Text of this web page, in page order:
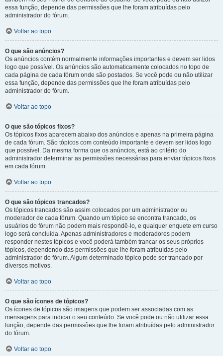
essa função, depende das permissões que lhe foram atribuídas pelo
administrador do fórum.
Voltar ao topo
O que são anúncios?
Os anúncios contém normalmente informações importantes e devem ser lidos
logo que possível. Os anúncios são automaticamente colocados no topo de
cada página de cada fórum onde são postados. Se você pode ou não utilizar
essa função, depende das permissões que lhe foram atribuídas pelo
administrador do fórum.
Voltar ao topo
O que são tópicos fixos?
Os tópicos fixos aparecem abaixo dos anúncios e apenas na primeira página
de cada fórum. São tópicos com conteúdo importante e devem ser lidos logo
que possível. Da mesma forma que os anúncios, está ao critério do
administrador determinar as permissões necessárias para enviar tópicos fixos
em cada fórum.
Voltar ao topo
O que são tópicos trancados?
Os tópicos trancados são assim colocados por um administrador ou
moderador de cada fórum. Quando um tópico se encontra trancado, os
usuários do fórum não podem mais respondê-lo, e qualquer enquete em curso
logo será concluída. Apenas administradores e moderadores podem
responder nestes tópicos e você poderá também trancar os seus próprios
tópicos, dependendo das permissões que lhe foram atribuídas pelo
administrador do fórum. Algum determinado tópico pode ser trancado por
diversos motivos.
Voltar ao topo
O que são ícones de tópicos?
Os ícones de tópicos são imagens que podem ser associadas com as
mensagens para indicar o seu conteúdo. Se você pode ou não utilizar essa
função, depende das permissões que lhe foram atribuídas pelo administrador
do fórum.
Voltar ao topo